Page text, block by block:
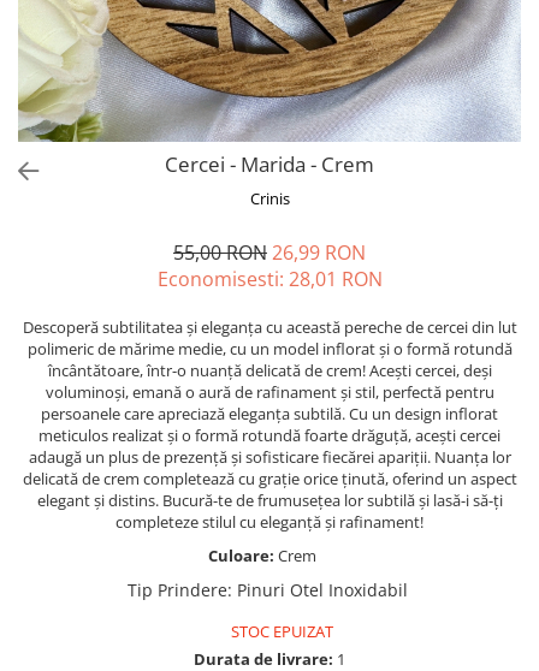
Friends
Fructe
Fundite
Monstera
Neon Collection
Tiny but Mighty
White Sensation
Cercei - Marida - Crem
Crinis
55,00 RON26,99 RON
Economisesti: 28,01 RON
Descoperă subtilitatea și eleganța cu această pereche de cercei din lut
polimeric de mărime medie, cu un model inflorat și o formă rotundă
încântătoare, într-o nuanță delicată de crem! Acești cercei, deși
voluminoși, emană o aură de rafinament și stil, perfectă pentru
persoanele care apreciază eleganța subtilă. Cu un design inflorat
meticulos realizat și o formă rotundă foarte drăguță, acești cercei
adaugă un plus de prezență și sofisticare fiecărei apariții. Nuanța lor
delicată de crem completează cu grație orice ținută, oferind un aspect
elegant și distins. Bucură-te de frumusețea lor subtilă și lasă-i să-ți
completeze stilul cu eleganță și rafinament!
Culoare: Crem
Tip Prindere: Pinuri Otel Inoxidabil
STOC EPUIZAT
Durata de livrare: 1